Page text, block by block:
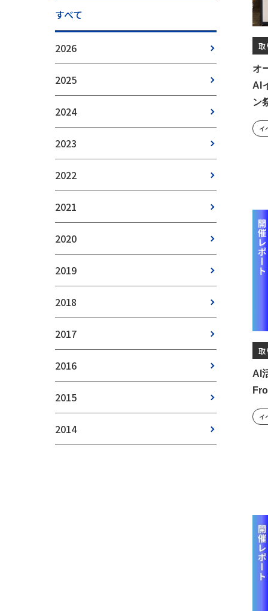
取
オ
AI
ン
イ
取
AI
イ
すべて
2026
2025
2024
2023
2022
2021
2020
2019
2018
2017
2016
2015
2014